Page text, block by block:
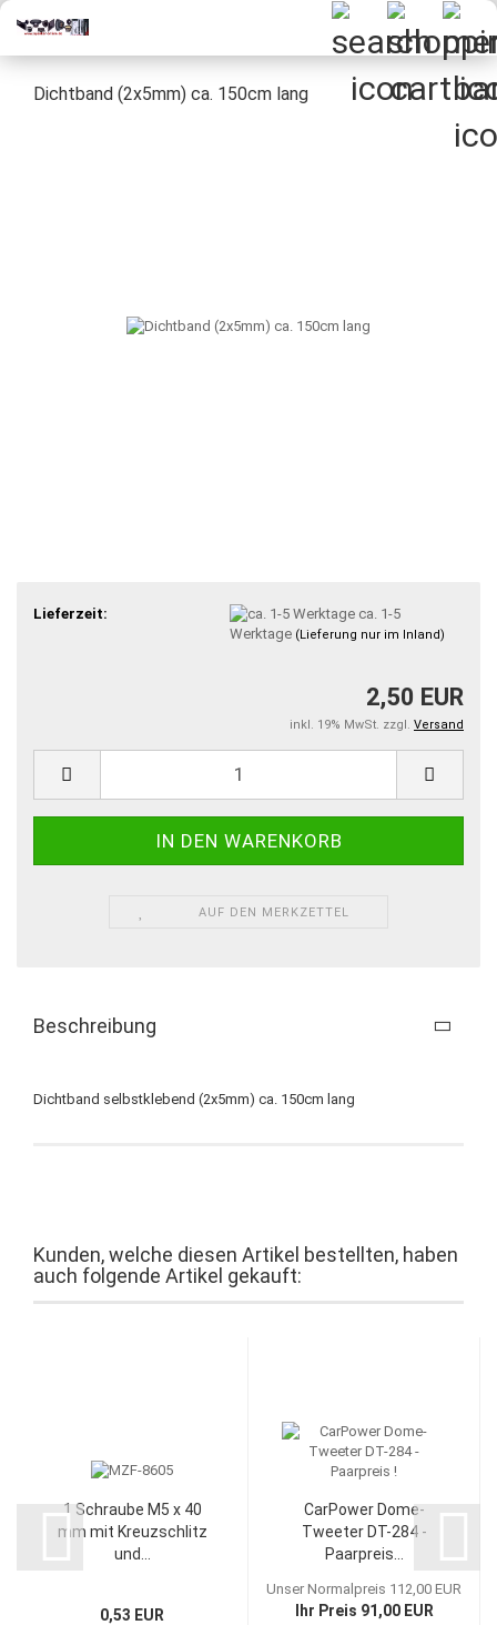
Dichtband (2x5mm) ca. 150cm lang
Lieferzeit:
ca. 1-5
Werktage (Lieferung nur im Inland)
2,50 EUR
inkl. 19% MwSt. zzgl. Versand
AUF DEN MERKZETTEL
Beschreibung
Dichtband selbstklebend (2x5mm) ca. 150cm lang
Kunden, welche diesen Artikel bestellten, haben
auch folgende Artikel gekauft:
1 Schraube M5 x 40
mm mit Kreuzschlitz
und...
0,53 EUR
CarPower Dome-
Tweeter DT-284 -
Paarpreis...
Unser Normalpreis 112,00 EUR
Ihr Preis 91,00 EUR